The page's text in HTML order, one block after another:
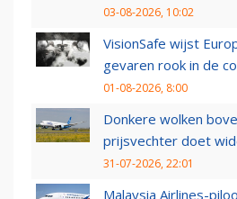
03-08-2026, 10:02
VisionSafe wijst
gevaren rook in de
01-08-2026, 8:00
Donkere wolken
prijsvechter doet
31-07-2026, 22:01
Malaysia Airlines-